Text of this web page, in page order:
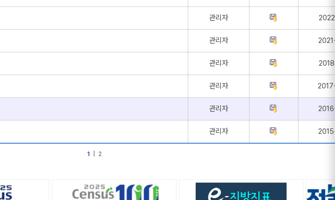
관리자
관리자
관리자
관리자
관리자
관리자
1 2